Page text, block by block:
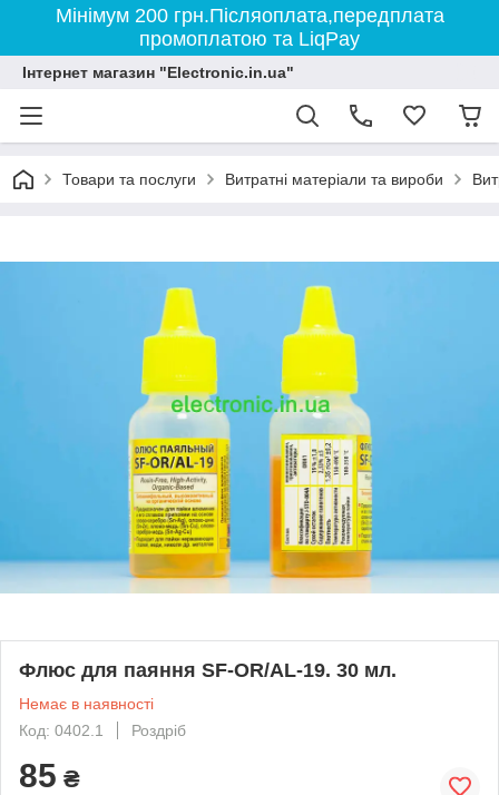
Мінімум 200 грн.Післяоплата,передплата
промоплатою та LiqPay
Інтернет магазин "Electronic.in.ua"
Товари та послуги Витратні матеріали та вироби
Флюс для паяння SF-OR/AL-19. 30 мл.
Немає в наявності
Код: 0402.1
Роздріб
85 ₴